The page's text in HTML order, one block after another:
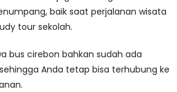
baik saat perjalanan wisata
tour sekolah.
bus cirebon bahkan sudah ada
Anda tetap bisa terhubung ke